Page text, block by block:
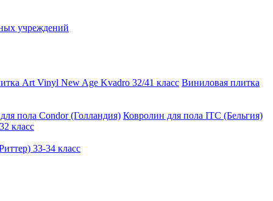
учреждений
Art Vinyl New Age Kvadro 32/41 класс Виниловая плитка
пола Condor (Голландия) Ковролин для пола ITC (Бельгия)
класс
33-34 класс